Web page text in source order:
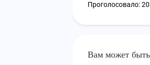
Проголосовало:
Вам может